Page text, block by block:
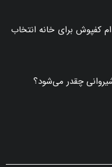
کفپوش برای خانه انتخاب
چقدر می‌شود؟